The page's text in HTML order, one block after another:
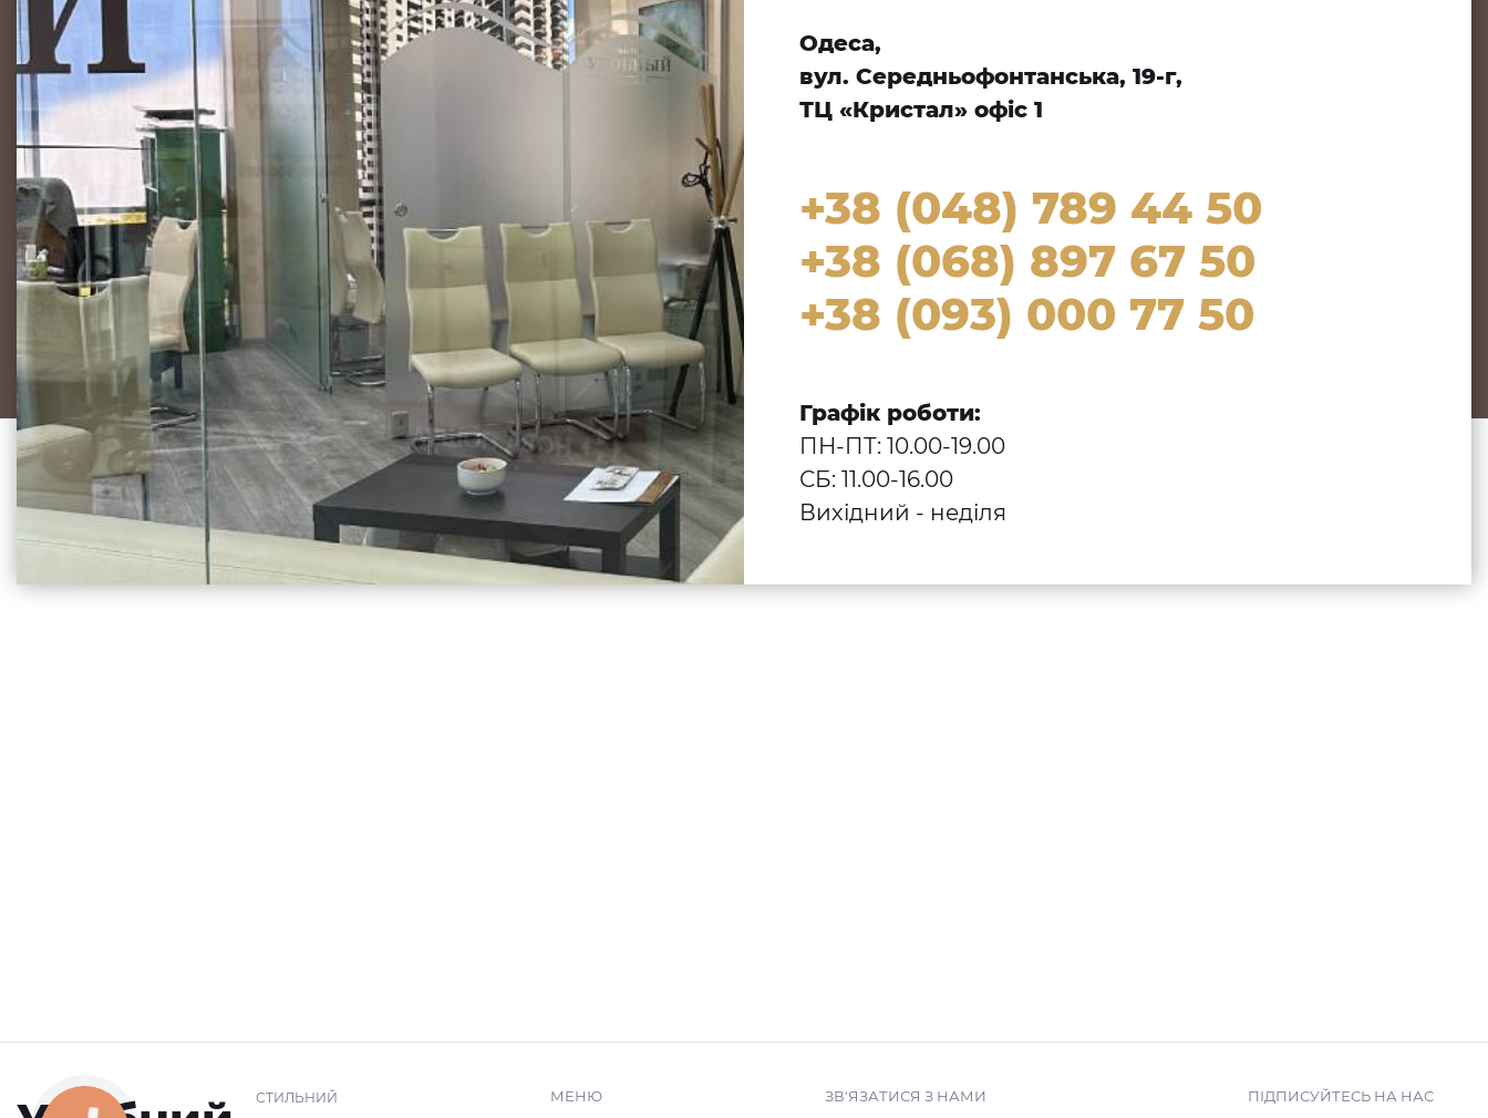
Одеса,
вул. Середньофонтанська, 19-г,
ТЦ «Кристал» офіс 1
+38 (048) 789 44 50
+38 (068) 897 67 50
+38 (093) 000 77 50
Графік роботи:
ПН-ПТ: 10.00-19.00
СБ: 11.00-16.00
Вихідний - неділя
СТИЛЬНИЙ МЕНЮ ЗВ'ЯЗАТИСЯ З НАМИ ПІДПИСУЙТЕСЬ НА НАС